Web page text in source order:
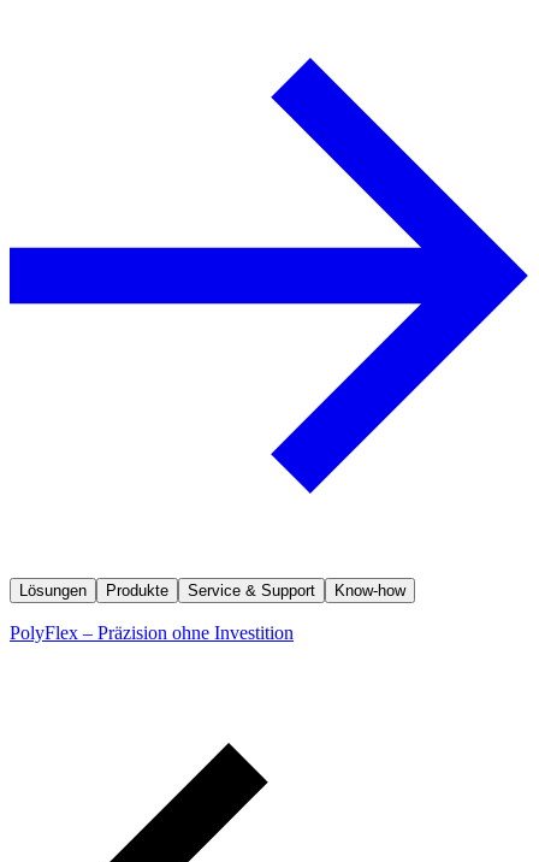
Lösungen Produkte Service & Support Know-how
PolyFlex – Präzision ohne Investition